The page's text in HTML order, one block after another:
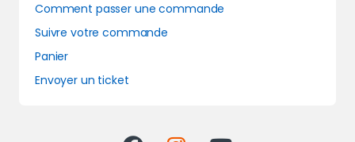
Comment passer une commande
Suivre votre commande
Panier
Envoyer un ticket